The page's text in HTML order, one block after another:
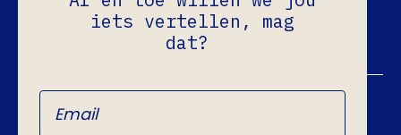
Ondernemingsnr.: 0731.965.760
Refund Policy
iets vertellen, mag
dat?